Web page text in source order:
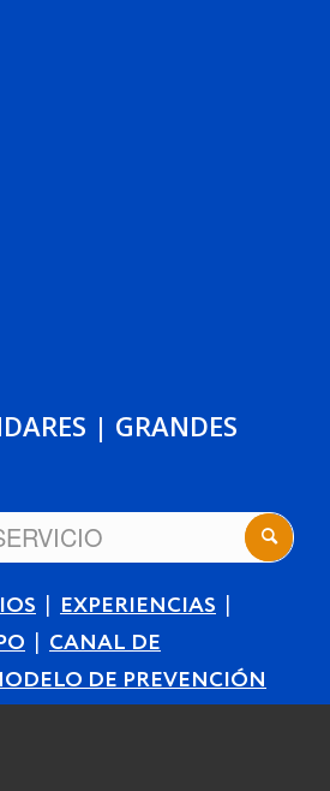
| GRANDES
| EXPERIENCIAS |
| CANAL DE
DE PREVENCIÓN